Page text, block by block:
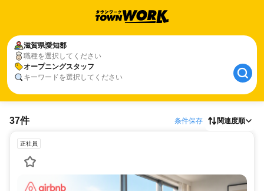
滋賀県愛知郡
職種を選択してください
オープニングスタッフ
キーワードを選択してください
37件 条件保存 関連度順
正社員